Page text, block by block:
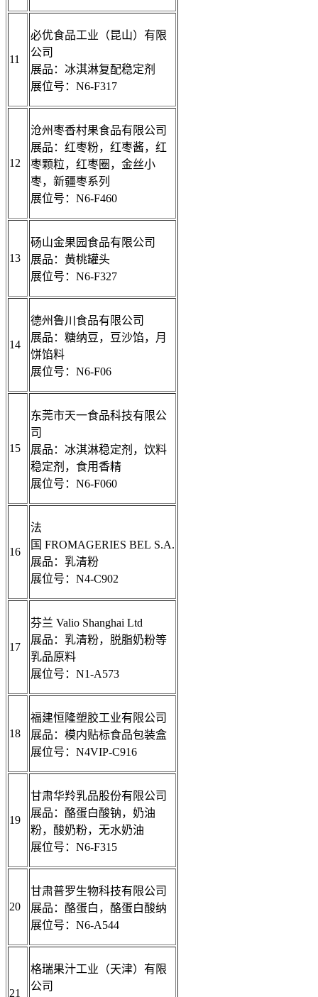
11
必优食品工业（昆山）有限
公司
展品：冰淇淋复配稳定剂
展位号：N6-F317
12
沧州枣香村果食品有限公司
展品：红枣粉，红枣酱，红
枣颗粒，红枣圈，金丝小
枣，新疆枣系列
展位号：N6-F460
13
砀山金果园食品有限公司
展品：黄桃罐头
展位号：N6-F327
14
德州鲁川食品有限公司
展品：糖纳豆，豆沙馅，月
饼馅料
展位号：N6-F06
15
东莞市天一食品科技有限公
司
展品：冰淇淋稳定剂，饮料
稳定剂，食用香精
展位号：N6-F060
16
法
国 FROMAGERIES BEL S.A.
展品：乳清粉
展位号：N4-C902
17
芬兰 Valio Shanghai Ltd
展品：乳清粉，脱脂奶粉等
乳品原料
展位号：N1-A573
18
福建恒隆塑胶工业有限公司
展品：模内贴标食品包装盒
展位号：N4VIP-C916
19
甘肃华羚乳品股份有限公司
展品：酪蛋白酸钠，奶油
粉，酸奶粉，无水奶油
展位号：N6-F315
20
甘肃普罗生物科技有限公司
展品：酪蛋白，酪蛋白酸纳
展位号：N6-A544
21
格瑞果汁工业（天津）有限
公司